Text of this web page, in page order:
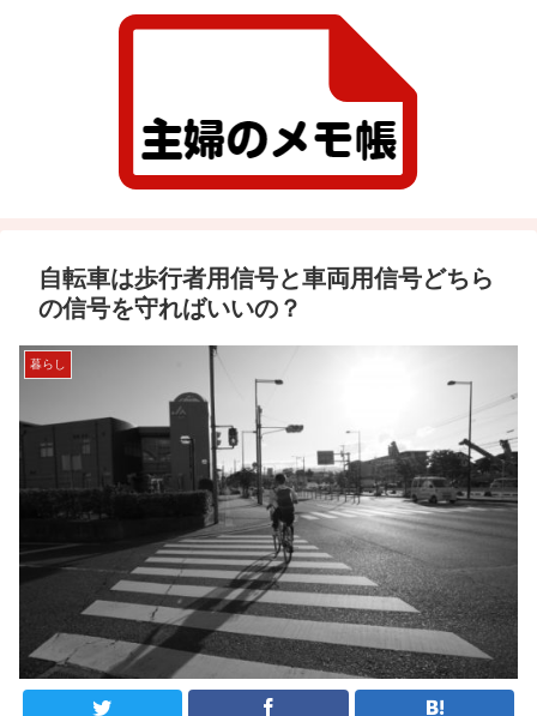
自転車は歩行者用信号と車両用信号どちら
の信号を守ればいいの？
暮らし